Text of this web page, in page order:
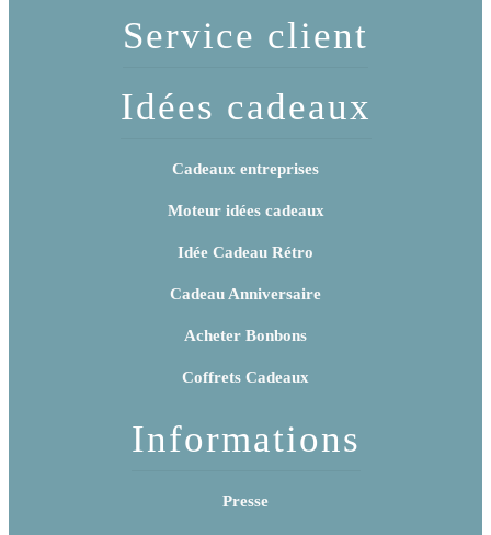
Service client
Idées cadeaux
Cadeaux entreprises
Moteur idées cadeaux
Idée Cadeau Rétro
Cadeau Anniversaire
Acheter Bonbons
Coffrets Cadeaux
Informations
Presse